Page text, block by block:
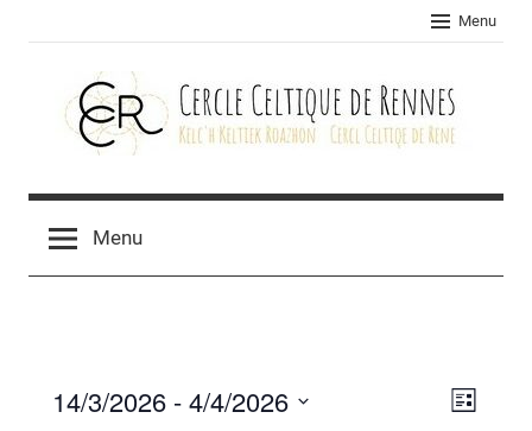
Menu
Cercle
celtique
Menu
Liste
14/3/2026 - 4/4/2026